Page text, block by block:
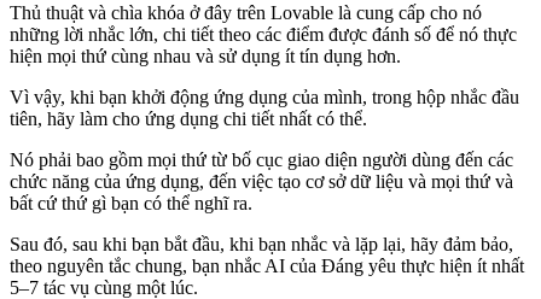
Thủ thuật và chìa khóa ở đây trên Lovable là cung cấp cho nó
những lời nhắc lớn, chi tiết theo các điểm được đánh số để nó thực
hiện mọi thứ cùng nhau và sử dụng ít tín dụng hơn.
Vì vậy, khi bạn khởi động ứng dụng của mình, trong hộp nhắc đầu
tiên, hãy làm cho ứng dụng chi tiết nhất có thể.
Nó phải bao gồm mọi thứ từ bố cục giao diện người dùng đến các
chức năng của ứng dụng, đến việc tạo cơ sở dữ liệu và mọi thứ và
bất cứ thứ gì bạn có thể nghĩ ra.
Sau đó, sau khi bạn bắt đầu, khi bạn nhắc và lặp lại, hãy đảm bảo,
theo nguyên tắc chung, bạn nhắc AI của Đáng yêu thực hiện ít nhất
5–7 tác vụ cùng một lúc.